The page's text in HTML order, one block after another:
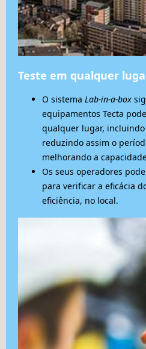
Teste em qualquer
O sistema Lab-in-a-box
equipamentos Tecta
qualquer lugar,
reduzindo assim o
melhorando a
Os seus operadores
para verificar a eficácia
eficiência, no local.